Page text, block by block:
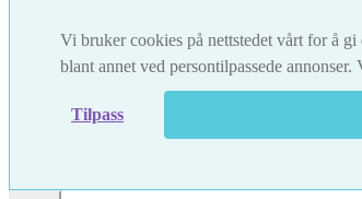
Vi bruker cookies på nettstedet vårt for å
blant annet ved persontilpassede annonser.
Tilpass